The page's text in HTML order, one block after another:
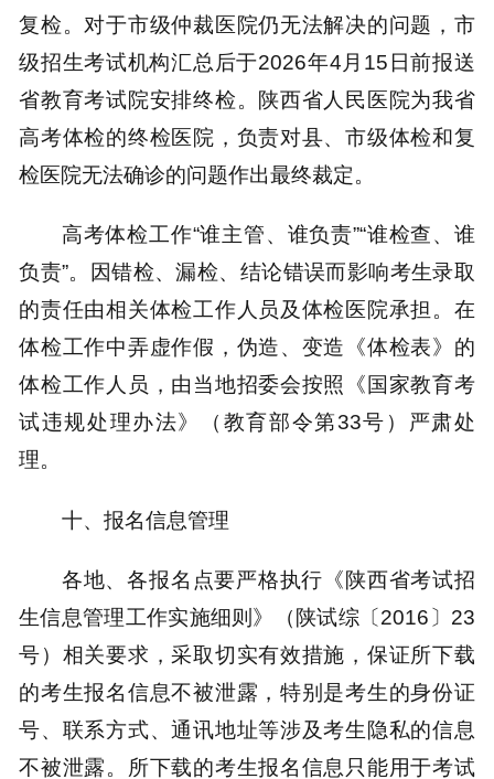
复检。对于市级仲裁医院仍无法解决的问题，市
级招生考试机构汇总后于2026年4月15日前报送
省教育考试院安排终检。陕西省人民医院为我省
高考体检的终检医院，负责对县、市级体检和复
检医院无法确诊的问题作出最终裁定。
高考体检工作“谁主管、谁负责”“谁检查、谁
负责”。因错检、漏检、结论错误而影响考生录取
的责任由相关体检工作人员及体检医院承担。在
体检工作中弄虚作假，伪造、变造《体检表》的
体检工作人员，由当地招委会按照《国家教育考
试违规处理办法》（教育部令第33号）严肃处
理。
十、报名信息管理
各地、各报名点要严格执行《陕西省考试招
生信息管理工作实施细则》（陕试综〔2016〕23
号）相关要求，采取切实有效措施，保证所下载
的考生报名信息不被泄露，特别是考生的身份证
号、联系方式、通讯地址等涉及考生隐私的信息
不被泄露。所下载的考生报名信息只能用于考试